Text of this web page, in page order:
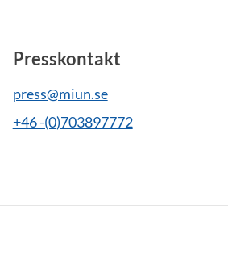
Presskontakt
press@miun.se
+46 -(0)703897772